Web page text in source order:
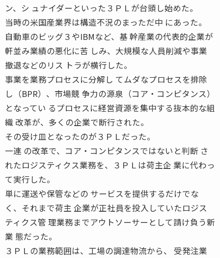
ン、シ ュナイダーといった３ＰＬが台頭し始めた。
当時の米国産業界は構造不況のまっただ中 にあった。
自動車のビッグ３やIBMなど、基 幹産業の代表的企業が
軒並み業績の悪化に苦 しみ、大規模な人員削減や事業
撤退などのリス トラが横行した。
事業を業務プロセスに分解し てムダなプロセスを排除
し（BPR）、市場競 争力の源泉（コア・コンピタンス）
となってい るプロセスに経営資源を集中する抜本的な組
織 改革が、多くの企業で断行された。
その受け皿となったのが３ＰＬだった。
一連 の改革で、コア・コンピタンスではないと判断 さ
れたロジスティクス業務を、３ＰＬは荷主企 業に代わっ
て実行した。
単に運送や保管などの サービスを提供するだけでな
く、それまで荷主 企業が正社員を投入していたロジス
ティクス管 理業務までアウトソーサーとして請け負う新
業 態だった。
３ＰＬの業務範囲は、工場の調達物流から、 受発注業